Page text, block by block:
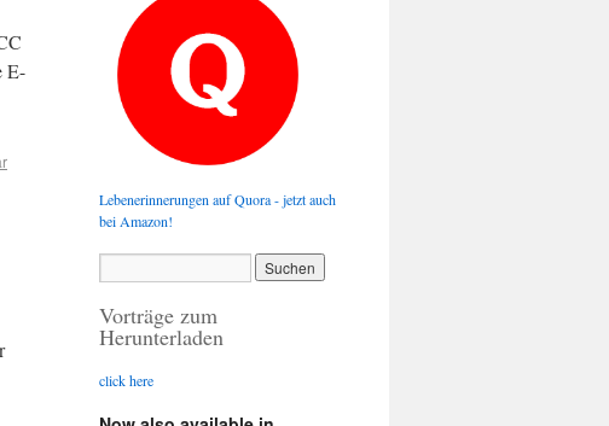
E-
Lebenerinnerungen auf Quora - jetzt auch
bei Amazon!
Vorträge zum
Herunterladen
click here